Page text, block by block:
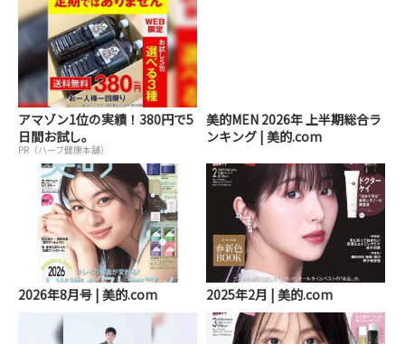
アマゾン1位の実績！380円で5
日間お試し。
PR（ハーブ健康本舗）
美的MEN 2026年 上半期総合ラ
ンキング | 美的.com
2026年8月号 | 美的.com 2025年2月 | 美的.com